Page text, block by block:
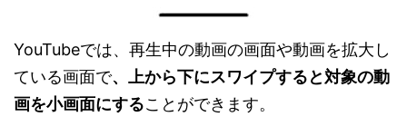
YouTubeでは、再生中の動画の画面や動画を拡大し
ている画面で、上から下にスワイプすると対象の動
画を小画面にすることができます。